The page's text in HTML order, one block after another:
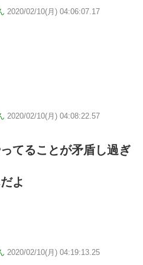
2020/02/10(月) 04:06:07.17
2020/02/10(月) 04:08:22.57
てることが矛盾し過ぎ
よ
2020/02/10(月) 04:19:13.25